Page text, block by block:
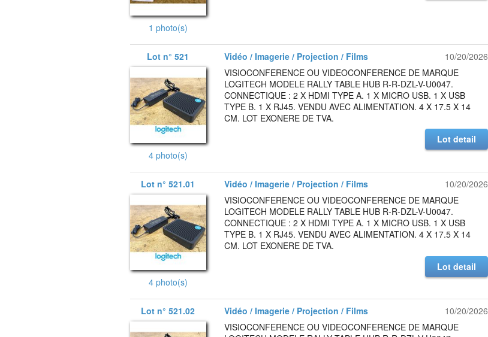
1 photo(s)
Lot n° 521 Vidéo / Imagerie / Projection / Films 10/20/2026
4 photo(s)
VISIOCONFERENCE OU VIDEOCONFERENCE DE MARQUE
LOGITECH MODELE RALLY TABLE HUB R-R-DZL-V-U0047.
CONNECTIQUE : 2 X HDMI TYPE A. 1 X MICRO USB. 1 X USB
TYPE B. 1 X RJ45. VENDU AVEC ALIMENTATION. 4 X 17.5 X 14
CM. LOT EXONERE DE TVA.
Lot detail
Lot n° 521.01 Vidéo / Imagerie / Projection / Films 10/20/2026
4 photo(s)
VISIOCONFERENCE OU VIDEOCONFERENCE DE MARQUE
LOGITECH MODELE RALLY TABLE HUB R-R-DZL-V-U0047.
CONNECTIQUE : 2 X HDMI TYPE A. 1 X MICRO USB. 1 X USB
TYPE B. 1 X RJ45. VENDU AVEC ALIMENTATION. 4 X 17.5 X 14
CM. LOT EXONERE DE TVA.
Lot detail
Lot n° 521.02 Vidéo / Imagerie / Projection / Films
10/20/2026
VISIOCONFERENCE OU VIDEOCONFERENCE DE MARQUE